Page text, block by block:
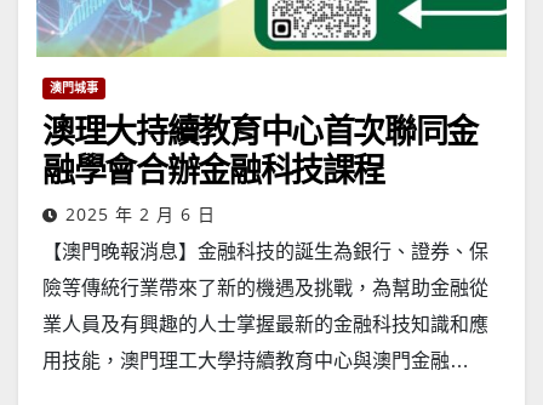
澳門城事
澳理大持續教育中心首次聯同金
融學會合辦金融科技課程
2025 年 2 月 6 日
【澳門晚報消息】金融科技的誕生為銀行、證券、保
險等傳統行業帶來了新的機遇及挑戰，為幫助金融從
業人員及有興趣的人士掌握最新的金融科技知識和應
用技能，澳門理工大學持續教育中心與澳門金融…